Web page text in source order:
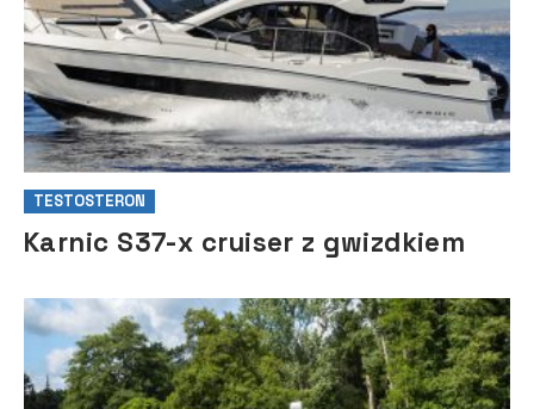
TESTOSTERON
Karnic S37-x cruiser z gwizdkiem